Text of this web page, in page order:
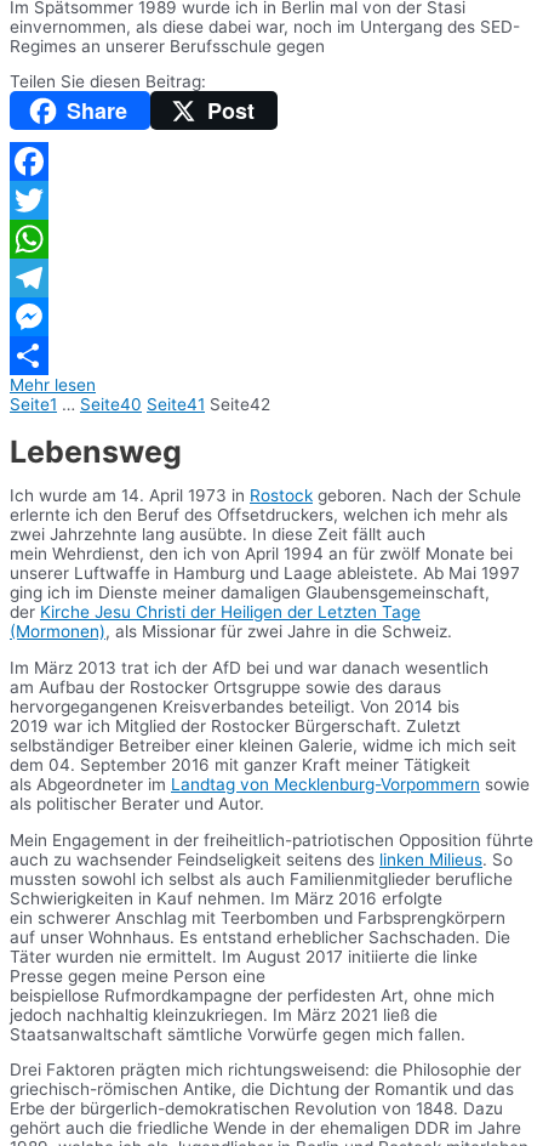
Im Spätsommer 1989 wurde ich in Berlin mal von der Stasi
einvernommen, als diese dabei war, noch im Untergang des SED-
Regimes an unserer Berufsschule gegen
Teilen Sie diesen Beitrag:
Share Post
Facebook
Twitter
WhatsApp
Telegram
Messenger
Teilen
Mehr lesen
Seite1 … Seite40 Seite41 Seite42
Lebensweg
Ich wurde am 14. April 1973 in Rostock geboren. Nach der Schule
erlernte ich den Beruf des Offsetdruckers, welchen ich mehr als
zwei Jahrzehnte lang ausübte. In diese Zeit fällt auch
mein Wehrdienst, den ich von April 1994 an für zwölf Monate bei
unserer Luftwaffe in Hamburg und Laage ableistete. Ab Mai 1997
ging ich im Dienste meiner damaligen Glaubensgemeinschaft,
der Kirche Jesu Christi der Heiligen der Letzten Tage
(Mormonen), als Missionar für zwei Jahre in die Schweiz.
Im März 2013 trat ich der AfD bei und war danach wesentlich
am Aufbau der Rostocker Ortsgruppe sowie des daraus
hervorgegangenen Kreisverbandes beteiligt. Von 2014 bis
2019 war ich Mitglied der Rostocker Bürgerschaft. Zuletzt
selbständiger Betreiber einer kleinen Galerie, widme ich mich seit
dem 04. September 2016 mit ganzer Kraft meiner Tätigkeit
als Abgeordneter im Landtag von Mecklenburg-Vorpommern sowie
als politischer Berater und Autor.
Mein Engagement in der freiheitlich-patriotischen Opposition führte
auch zu wachsender Feindseligkeit seitens des linken Milieus. So
mussten sowohl ich selbst als auch Familienmitglieder berufliche
Schwierigkeiten in Kauf nehmen. Im März 2016 erfolgte
ein schwerer Anschlag mit Teerbomben und Farbsprengkörpern
auf unser Wohnhaus. Es entstand erheblicher Sachschaden. Die
Täter wurden nie ermittelt. Im August 2017 initiierte die linke
Presse gegen meine Person eine
beispiellose Rufmordkampagne der perfidesten Art, ohne mich
jedoch nachhaltig kleinzukriegen. Im März 2021 ließ die
Staatsanwaltschaft sämtliche Vorwürfe gegen mich fallen.
Drei Faktoren prägten mich richtungsweisend: die Philosophie der
griechisch-römischen Antike, die Dichtung der Romantik und das
Erbe der bürgerlich-demokratischen Revolution von 1848. Dazu
gehört auch die friedliche Wende in der ehemaligen DDR im Jahre